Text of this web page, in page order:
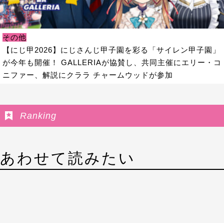
その他
【にじ甲2026】にじさんじ甲子園を彩る「サイレン甲子園」
が今年も開催！ GALLERIAが協賛し、共同主催にエリー・コ
ニファー、解説にクララ チャームウッドが参加
Ranking
あわせて読みたい